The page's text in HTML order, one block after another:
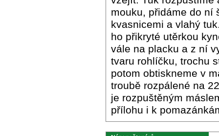
mouku, přidáme do ní
kvasnicemi a vlahý
ho přikryté utěrkou
vále na placku a z ní
tvaru rohlíčku, trochu
potom obtiskneme v
troubě rozpálené na
je rozpuštěným
přílohu i k